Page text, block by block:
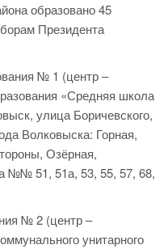
образовано 45
Президента
№ 1 (центр –
«Средняя школа
улица Боричевского,
Волковыска: Горная,
Озёрная,
№№ 51, 51а, 53, 55, 57, 68,
№ 2 (центр –
унитарного